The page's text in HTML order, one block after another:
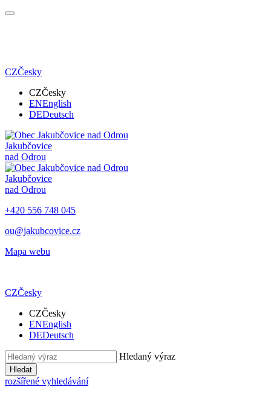
CZČesky
CZČesky
ENEnglish
DEDeutsch
Jakubčovice
nad Odrou
Jakubčovice
nad Odrou
+420 556 748 045
ou@jakubcovice.cz
Mapa webu
CZČesky
CZČesky
ENEnglish
DEDeutsch
Hledaný výraz
Hledat
rozšířené vyhledávání